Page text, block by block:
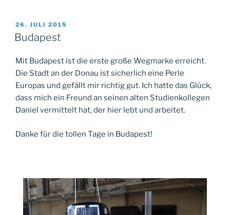
VERÖFFENTLICHT
AM
26. JULI 2015
Budapest
Mit Budapest ist die erste große Wegmarke erreicht.
Die Stadt an der Donau ist sicherlich eine Perle
Europas und gefällt mir richtig gut. Ich hatte das Glück,
dass mich ein Freund an seinen alten Studienkollegen
Daniel vermittelt hat, der hier lebt und arbeitet.
Danke für die tollen Tage in Budapest!